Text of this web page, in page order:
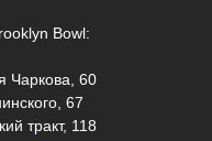
Bowl:
Чаркова, 60
67
тракт, 118